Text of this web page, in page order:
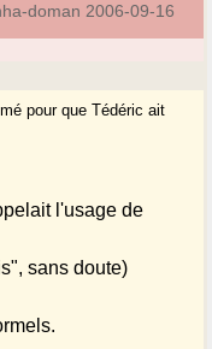
doman 2006-09-16
pour que Tédéric ait
l'usage de
sans doute)